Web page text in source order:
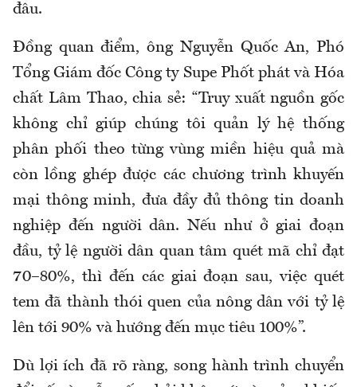
đâu.
Đồng quan điểm, ông Nguyễn Quốc An, Phó
Tổng Giám đốc Công ty Supe Phốt phát và Hóa
chất Lâm Thao, chia sẻ: “Truy xuất nguồn gốc
không chỉ giúp chúng tôi quản lý hệ thống
phân phối theo từng vùng miền hiệu quả mà
còn lồng ghép được các chương trình khuyến
mại thông minh, đưa đầy đủ thông tin doanh
nghiệp đến người dân. Nếu như ở giai đoạn
đầu, tỷ lệ người dân quan tâm quét mã chỉ đạt
70–80%, thì đến các giai đoạn sau, việc quét
tem đã thành thói quen của nông dân với tỷ lệ
lên tới 90% và hướng đến mục tiêu 100%”.
Dù lợi ích đã rõ ràng, song hành trình chuyển